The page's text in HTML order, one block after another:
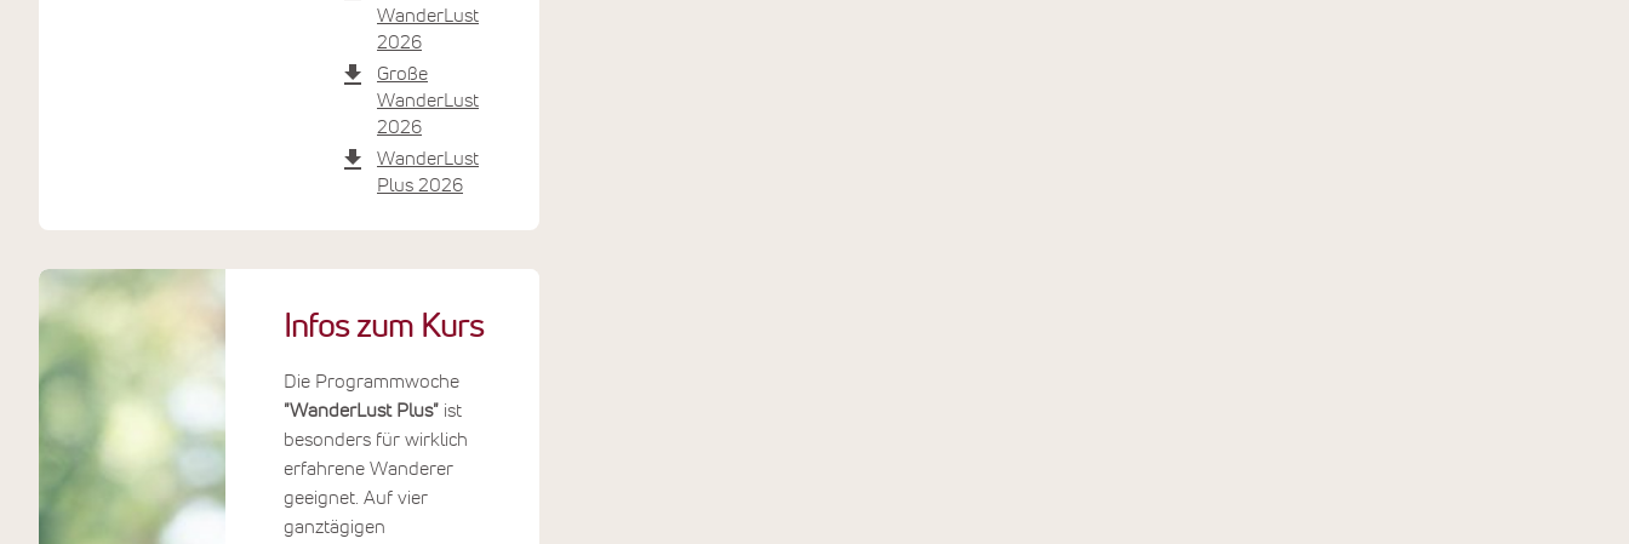
WanderLust
2026
Große
WanderLust
2026
WanderLust
Plus 2026
Dehnung und Entspannung.
Die Energie der Natur, die
wecken neue Kraft in Ihnen.
türkischen Sitzecken, in
Quellwasserpool. Die
Infos zum Kurs
Die Programmwoche
"WanderLust Plus" ist
besonders für wirklich
erfahrene Wanderer
geeignet. Auf vier
ganztägigen